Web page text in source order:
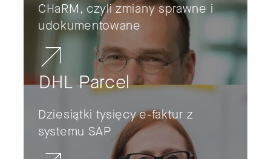
CHaRM, czyli zmiany sprawne i
udokumentowane
DHL Parcel
Dziesiątki tysięcy e-faktur z
systemu SAP